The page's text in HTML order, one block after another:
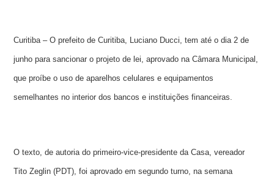
Curitiba – O prefeito de Curitiba, Luciano Ducci, tem até o dia 2 de
junho para sancionar o projeto de lei, aprovado na Câmara Municipal,
que proíbe o uso de aparelhos celulares e equipamentos
semelhantes no interior dos bancos e instituições financeiras.
O texto, de autoria do primeiro-vice-presidente da Casa, vereador
Tito Zeglin (PDT), foi aprovado em segundo turno, na semana